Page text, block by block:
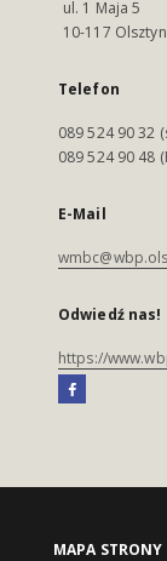
ul. 1 Maja 5
10-117 Olsztyn
Telefon
089 524 90 32
089 524 90 48
E-Mail
Odwiedź nas!
https://
MAPA STRONY